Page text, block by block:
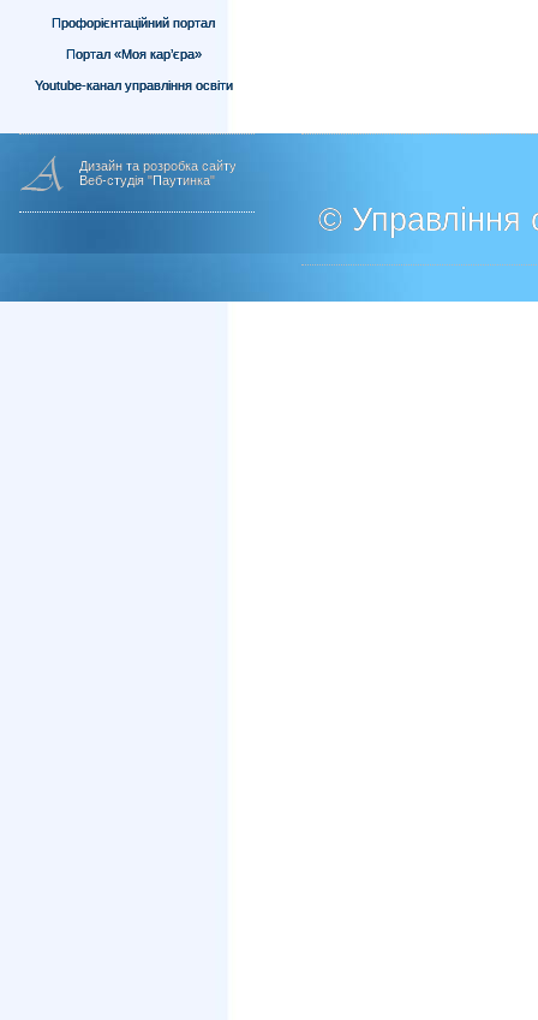
Профорієнтаційний портал
Портал «Моя кар’єра»
Youtube-канал управління освіти
Дизайн та розробка сайту
Веб-студія "Паутинка"
© Управління